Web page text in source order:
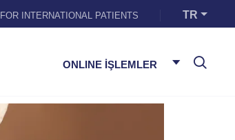
FOR INTERNATIONAL PATIENTS TR
ONLINE İŞLEMLER